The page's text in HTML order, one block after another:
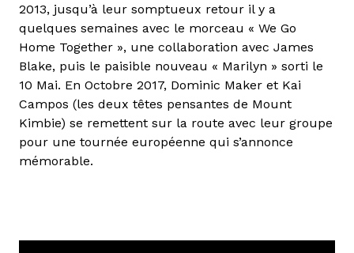
2013, jusqu’à leur somptueux retour il y a
quelques semaines avec le morceau « We Go
Home Together », une collaboration avec James
Blake, puis le paisible nouveau « Marilyn » sorti le
10 Mai. En Octobre 2017, Dominic Maker et Kai
Campos (les deux têtes pensantes de Mount
Kimbie) se remettent sur la route avec leur groupe
pour une tournée européenne qui s’annonce
mémorable.